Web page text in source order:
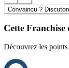
Convaincu ?
Cette Franchise
Découvrez les